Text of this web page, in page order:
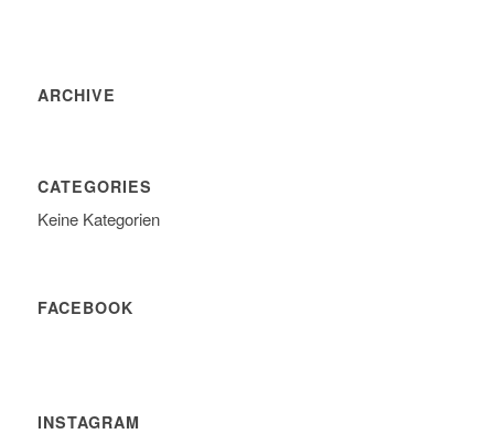
ARCHIVE
CATEGORIES
Keine Kategorien
FACEBOOK
INSTAGRAM